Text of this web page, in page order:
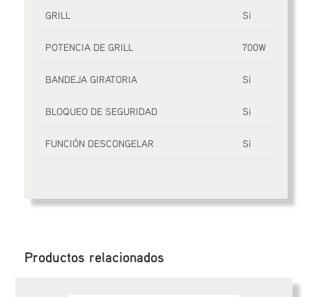
GRILL Si
POTENCIA DE GRILL 700W
BANDEJA GIRATORIA Sí
BLOQUEO DE SEGURIDAD Si
FUNCIÓN DESCONGELAR Sí
Productos relacionados